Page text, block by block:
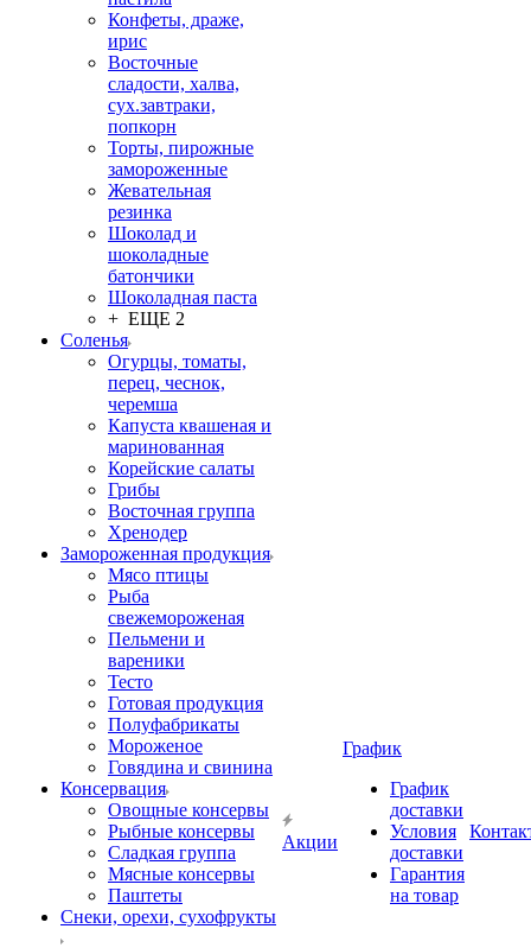
Конфеты, драже,
ирис
Восточные
сладости, халва,
сух.завтраки,
попкорн
Торты, пирожные
замороженные
Жевательная
резинка
Шоколад и
шоколадные
батончики
Шоколадная паста
+ ЕЩЕ 2
Соленья
Огурцы, томаты,
перец, чеснок,
черемша
Капуста квашеная и
маринованная
Корейские салаты
Грибы
Восточная группа
Хренодер
Замороженная продукция
Мясо птицы
Рыба
свежемороженая
Пельмени и
вареники
Тесто
Готовая продукция
Полуфабрикаты
Мороженое
Говядина и свинина
Консервация
Овощные консервы
Рыбные консервы
Сладкая группа
Мясные консервы
Паштеты
Снеки, орехи, сухофрукты
Акции
График
График
доставки
Условия
доставки
Гарантия
на товар